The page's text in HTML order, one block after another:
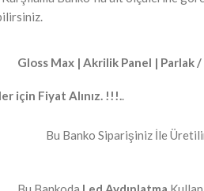
Gloss Max | Akrilik Panel | Parlak
için Fiyat Alınız. !!!..
Bu Banko Siparişiniz İle